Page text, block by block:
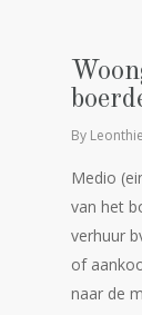
By
Medio
van het
verhuur
of
naar de